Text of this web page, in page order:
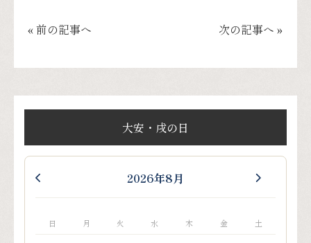
« 前の記事へ 次の記事へ »
大安・戌の日
2026年8月
日 月 火 水 木 金 土